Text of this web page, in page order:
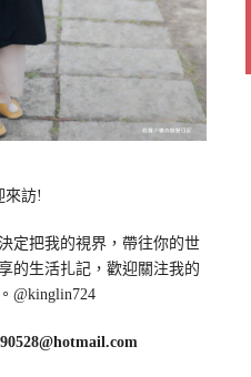
來訪!
定把我的視界，帶往你的世
的生活扎記，歡迎關注我的
@kinglin724